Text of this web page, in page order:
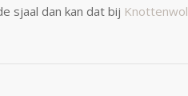
sjaal dan kan dat bij Knottenwol